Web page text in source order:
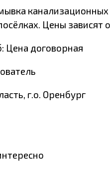
Цены зависят
Цена договорная
г.о. Оренбург